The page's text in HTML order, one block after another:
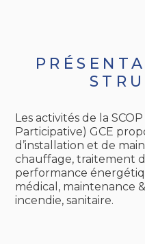
Les activités de la
Participative) GCE
d’installation et de
chauffage, traitement
performance
médical, maintenance
incendie, sanitaire.